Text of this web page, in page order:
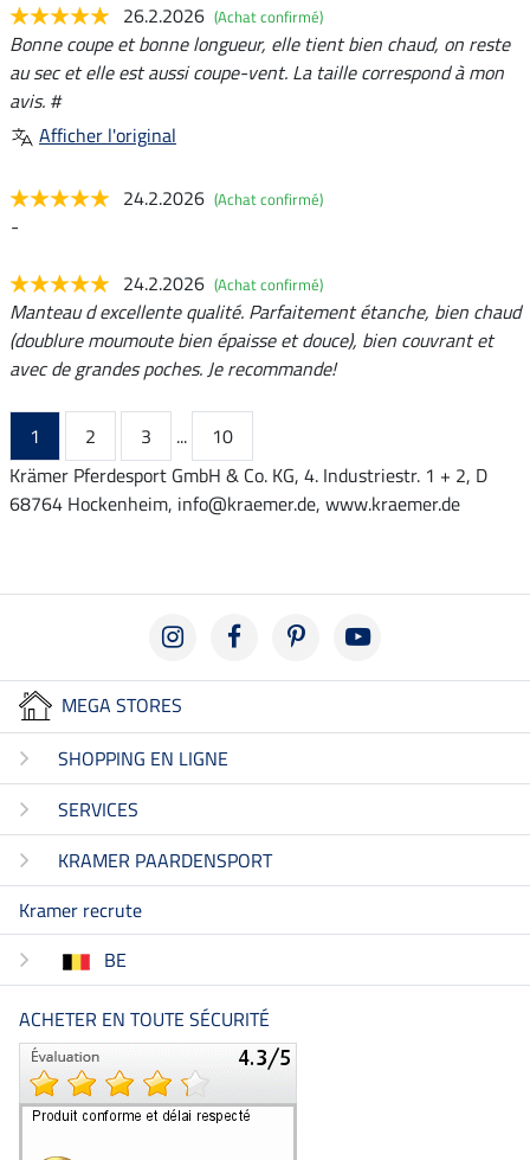
26.2.2026 (Achat confirmé)
Bonne coupe et bonne longueur, elle tient bien chaud, on reste
au sec et elle est aussi coupe-vent. La taille correspond à mon
avis. #
Afficher l'original
24.2.2026 (Achat confirmé)
-
24.2.2026 (Achat confirmé)
Manteau d excellente qualité. Parfaitement étanche, bien chaud
(doublure moumoute bien épaisse et douce), bien couvrant et
avec de grandes poches. Je recommande!
1 2 3 ...
10
Krämer Pferdesport GmbH & Co. KG, 4. Industriestr. 1 + 2, D
68764 Hockenheim, info@kraemer.de, www.kraemer.de
MEGA STORES
SHOPPING EN LIGNE
SERVICES
KRAMER PAARDENSPORT
Kramer recrute
BE
ACHETER EN TOUTE SÉCURITÉ